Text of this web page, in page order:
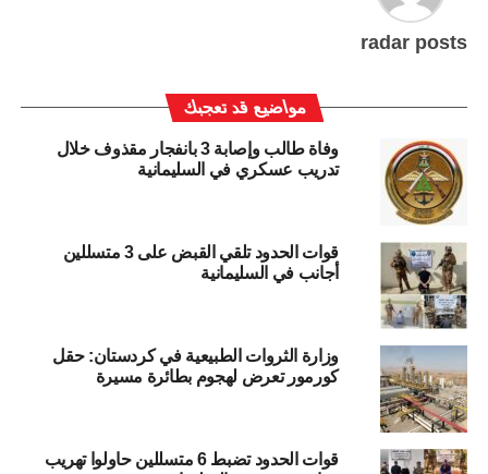
radar posts
مواضيع قد تعجبك
وفاة طالب وإصابة 3 بانفجار مقذوف خلال
تدريب عسكري في السليمانية
قوات الحدود تلقي القبض على 3 متسللين
أجانب في السليمانية
وزارة الثروات الطبيعية في كردستان: حقل
كورمور تعرض لهجوم بطائرة مسيرة
قوات الحدود تضبط 6 متسللين حاولوا تهريب